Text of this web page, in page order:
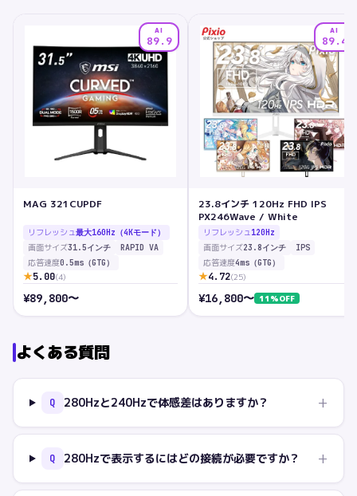
AI
89.9
MAG 321CUPDF
リフレッシュ最大160Hz（4Kモード）
画面サイズ31.5インチ RAPID VA
応答速度0.5ms（GTG）
★5.00(4)
¥89,800〜
AI
89.4
23.8インチ 120Hz FHD IPS
PX246Wave / White
リフレッシュ120Hz
画面サイズ23.8インチ IPS
応答速度4ms（GTG）
★4.72(25)
¥16,800〜 11 %OFF
よくある質問
Q 280Hzと240Hzで体感差はありますか？ +
Q 280Hzで表示するにはどの接続が必要ですか？ +